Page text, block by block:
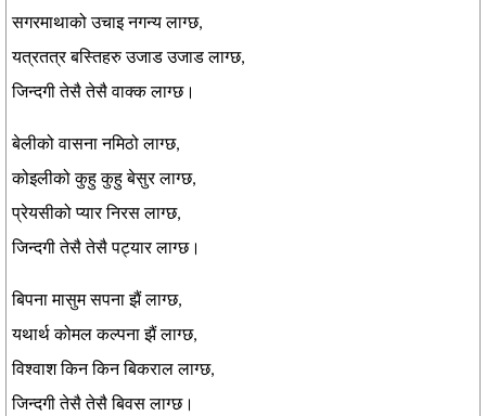
सगरमाथाको उचाइ नगन्य लाग्छ,
यत्रतत्र बस्तिहरु उजाड उजाड लाग्छ,
जिन्दगी तेसै तेसै वाक्क लाग्छ।
बेलीको वासना नमिठो लाग्छ,
कोइलीको कुहु कुहु बेसुर लाग्छ,
प्रेयसीको प्यार निरस लाग्छ,
जिन्दगी तेसै तेसै पट्यार लाग्छ।
बिपना मासुम सपना झैं लाग्छ,
यथार्थ कोमल कल्पना झैं लाग्छ,
विश्वाश किन किन बिकराल लाग्छ,
जिन्दगी तेसै तेसै बिवस लाग्छ।